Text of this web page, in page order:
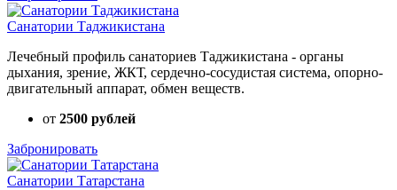
Санатории Таджикистана
Лечебный профиль санаториев Таджикистана - органы
дыхания, зрение, ЖКТ, сердечно-сосудистая система, опорно-
двигательный аппарат, обмен веществ.
от 2500 рублей
Забронировать
Санатории Татарстана